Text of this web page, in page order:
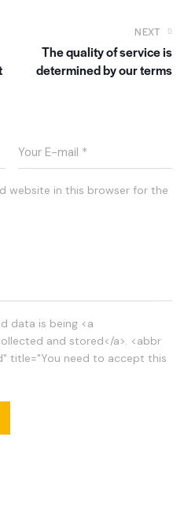
NEXT
The quality of service is
determined by our terms
website in this browser for the
data is being <a
and stored</a>. <abbr
title="You need to accept this